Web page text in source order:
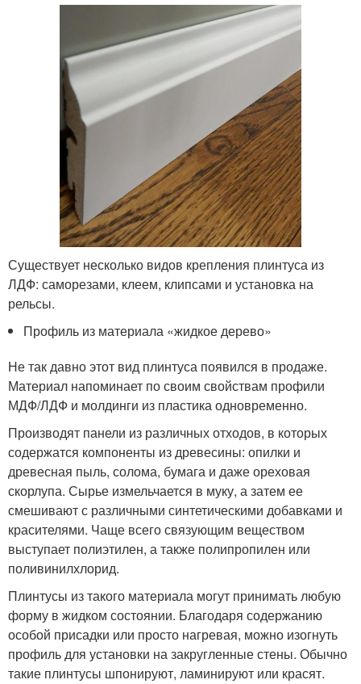
Существует несколько видов крепления плинтуса из
ЛДФ: саморезами, клеем, клипсами и установка на
рельсы.
Профиль из материала «жидкое дерево»
Не так давно этот вид плинтуса появился в продаже.
Материал напоминает по своим свойствам профили
МДФ/ЛДФ и молдинги из пластика одновременно.
Производят панели из различных отходов, в которых
содержатся компоненты из древесины: опилки и
древесная пыль, солома, бумага и даже ореховая
скорлупа. Сырье измельчается в муку, а затем ее
смешивают с различными синтетическими добавками и
красителями. Чаще всего связующим веществом
выступает полиэтилен, а также полипропилен или
поливинилхлорид.
Плинтусы из такого материала могут принимать любую
форму в жидком состоянии. Благодаря содержанию
особой присадки или просто нагревая, можно изогнуть
профиль для установки на закругленные стены. Обычно
такие плинтусы шпонируют, ламинируют или красят.